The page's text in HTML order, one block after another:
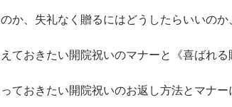
か、失礼なく贈るにはどうしたらいいの
ておきたい開院祝いのマナーと《喜ばれ
ておきたい開院祝いのお返し方法とマナ